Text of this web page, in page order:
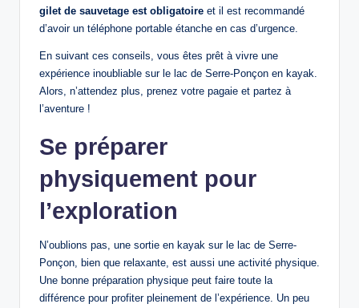
gilet de sauvetage est obligatoire et il est recommandé
d’avoir un téléphone portable étanche en cas d’urgence.
En suivant ces conseils, vous êtes prêt à vivre une
expérience inoubliable sur le lac de Serre-Ponçon en kayak.
Alors, n’attendez plus, prenez votre pagaie et partez à
l’aventure !
Se préparer
physiquement pour
l’exploration
N’oublions pas, une sortie en kayak sur le lac de Serre-
Ponçon, bien que relaxante, est aussi une activité physique.
Une bonne préparation physique peut faire toute la
différence pour profiter pleinement de l’expérience. Un peu